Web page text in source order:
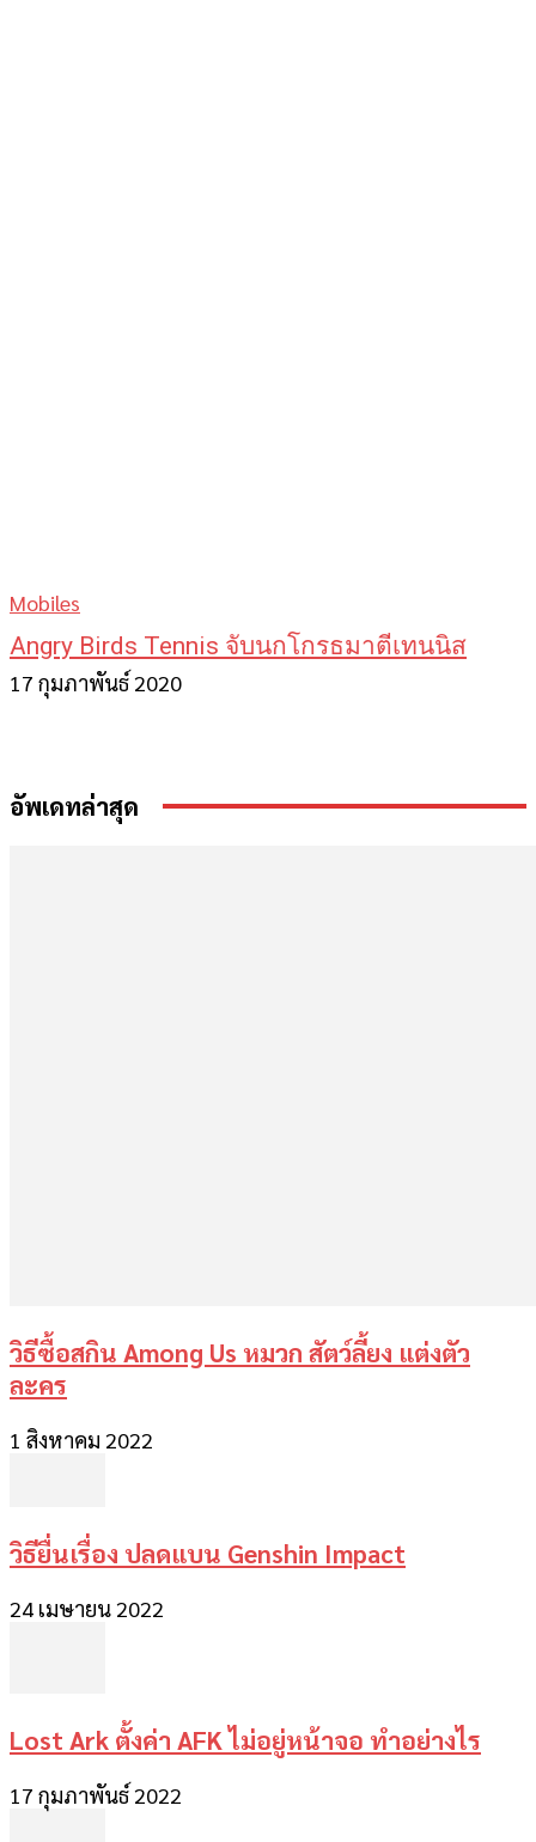
Mobiles
Angry Birds Tennis จับนกโกรธมาตีเทนนิส
17 กุมภาพันธ์ 2020
อัพเดทล่าสุด
วิธีซื้อสกิน Among Us หมวก สัตว์ลี้ยง แต่งตัว
ละคร
1 สิงหาคม 2022
วิธียื่นเรื่อง ปลดแบน Genshin Impact
24 เมษายน 2022
Lost Ark ตั้งค่า AFK ไม่อยู่หน้าจอ ทำอย่างไร
17 กุมภาพันธ์ 2022